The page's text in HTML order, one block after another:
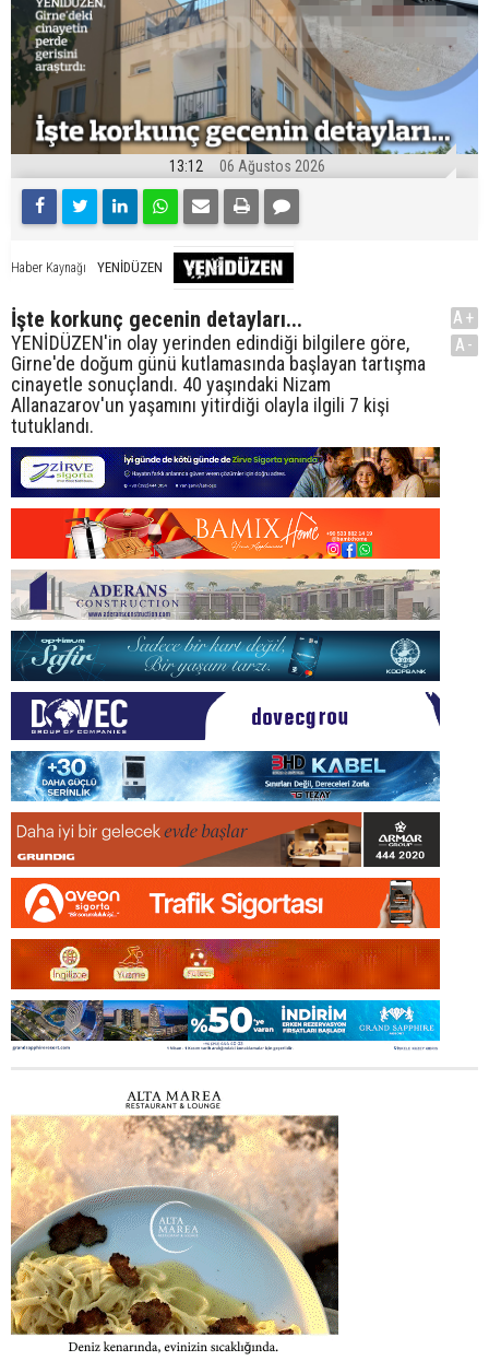
13:12 06 Ağustos 2026
Haber Kaynağı YENİDÜZEN
İşte korkunç gecenin detayları...
YENİDÜZEN'in olay yerinden edindiği bilgilere göre,
Girne'de doğum günü kutlamasında başlayan tartışma
cinayetle sonuçlandı. 40 yaşındaki Nizam
Allanazarov'un yaşamını yitirdiği olayla ilgili 7 kişi
tutuklandı.
A+
A-